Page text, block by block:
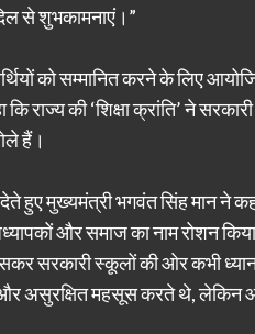
से शुभकामनाएं।”
को सम्मानित करने के लिए
की ‘शिक्षा क्रांति’ ने
हैं।
हुए मुख्यमंत्री भगवंत सिंह मान ने
और समाज का नाम रोशन
सरकारी स्कूलों की ओर कभी
और असुरक्षित महसूस करते थे,